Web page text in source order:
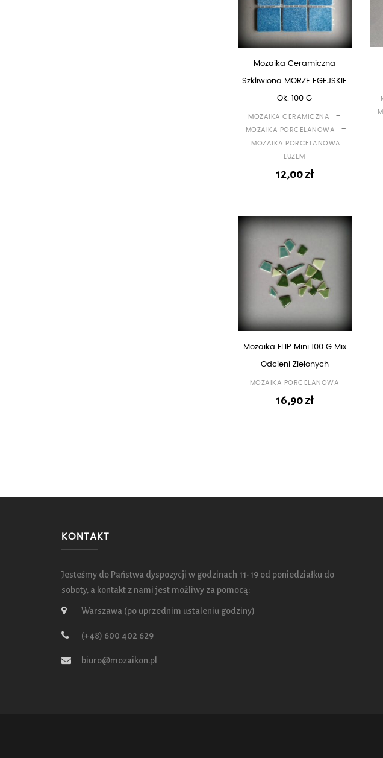
Mozaika Ceramiczna
Szkliwiona MORZE EGEJSKIE
Ok. 100 G
MOZAIKA CERAMICZNA -
MOZAIKA PORCELANOWA -
MOZAIKA PORCELANOWA
LUZEM
12,00zł
Mozaika FLIP Mini 100 G Mix
Odcieni Zielonych
MOZAIKA PORCELANOWA
16,90zł
KONTAKT
Jesteśmy do Państwa dyspozycji w godzinach 11-19 od poniedziałku do
soboty, a kontakt z nami jest możliwy za pomocą:
Warszawa (po uprzednim ustaleniu godziny)
(+48) 600 402 629
biuro@mozaikon.pl